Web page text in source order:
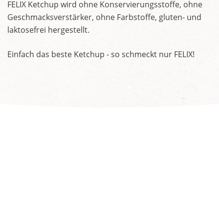
FELIX Ketchup wird ohne Konservierungsstoffe, ohne
Geschmacksverstärker, ohne Farbstoffe, gluten- und
laktosefrei hergestellt.
Einfach das beste Ketchup - so schmeckt nur FELIX!